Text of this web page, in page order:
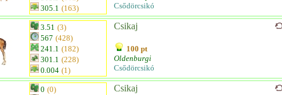
305.1 (163)
Csődörcsikó
3.51 (3)
567 (428)
241.1 (182)
301.1 (228)
0.004 (1)
Csikaj
100 pt
Oldenburgi
Csődörcsikó
0 (0)
Csikaj